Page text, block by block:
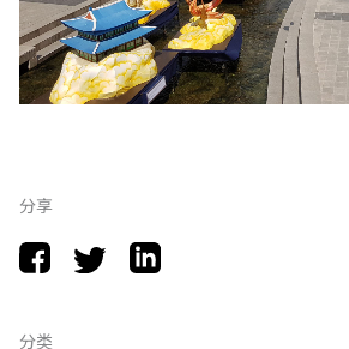
分享
分类